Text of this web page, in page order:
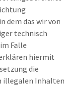
dem das wir von
technisch
Falle
hiermit
die
illegalen Inhalten